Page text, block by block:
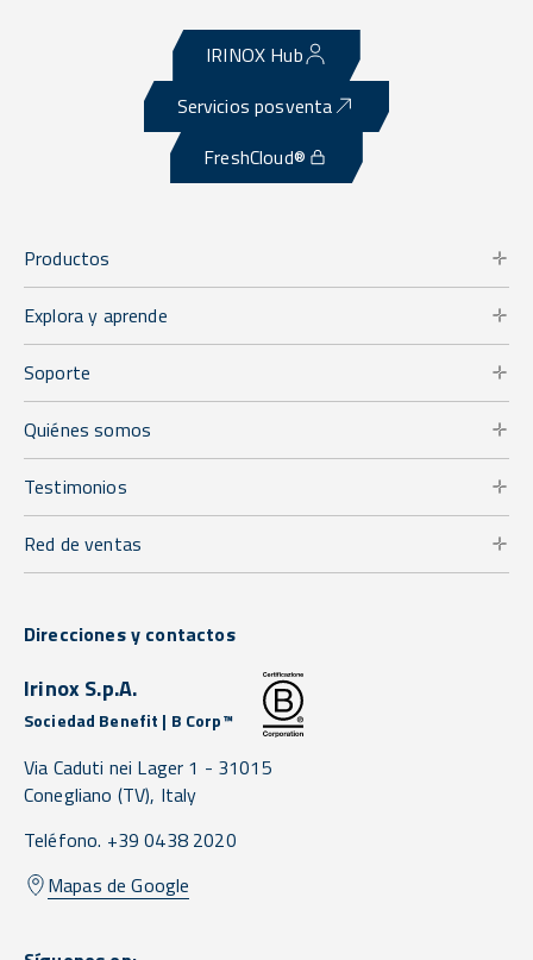
IRINOX Hub
Servicios posventa
FreshCloud®
Productos
Explora y aprende
Soporte
Quiénes somos
Testimonios
Red de ventas
Direcciones y contactos
Irinox S.p.A.
Sociedad Benefit | B Corp™
Via Caduti nei Lager 1 - 31015
Conegliano (TV), Italy
Teléfono. +39 0438 2020
Mapas de Google